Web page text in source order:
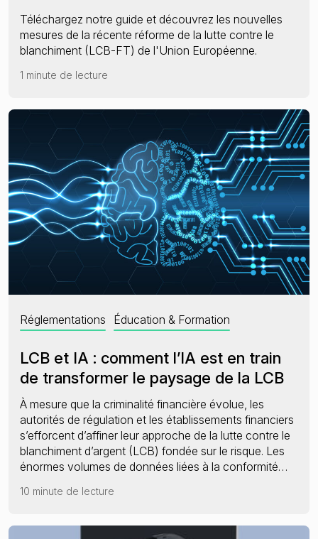
Téléchargez notre guide et découvrez les nouvelles
mesures de la récente réforme de la lutte contre le
blanchiment (LCB-FT) de l'Union Européenne.
1 minute de lecture
Réglementations Éducation & Formation
LCB et IA : comment l’IA est en train
de transformer le paysage de la LCB
À mesure que la criminalité financière évolue, les
autorités de régulation et les établissements financiers
s’efforcent d’affiner leur approche de la lutte contre le
blanchiment d’argent (LCB) fondée sur le risque. Les
énormes volumes de données liées à la conformité…
10 minute de lecture